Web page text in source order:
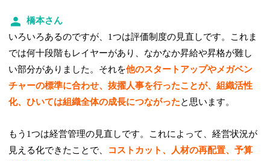
橋本さん
いろいろあるのですが、1つは評価制度の見直しです。これま
では何十段階もレイヤーがあり、なかなか昇給や昇格が難し
い部分がありました。それを他のスタートアップやメガベン
チャーの標準に合わせ、抜擢人事を行ったことが、組織活性
化、ひいては組織全体の成長につながったと思います。
もう1つは経営管理の見直しです。これによって、経営状況が
見える化できたことで、
コストカット、人材の再配置、予算